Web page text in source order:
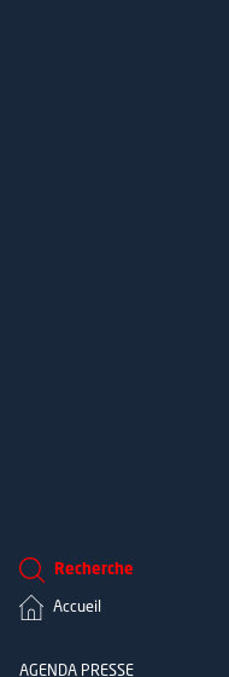
Recherche
Accueil
AGENDA PRESSE